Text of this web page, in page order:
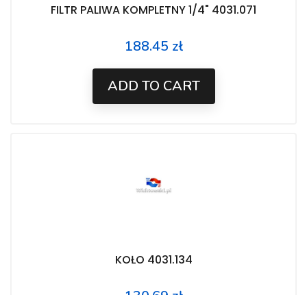
FILTR PALIWA KOMPLETNY 1/4" 4031.071
Price
188.45 zł
ADD TO CART
KOŁO 4031.134